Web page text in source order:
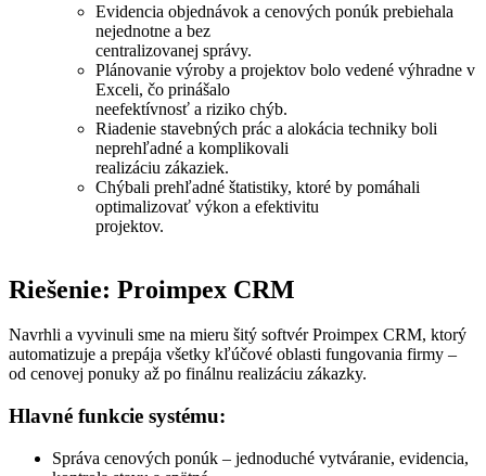
Evidencia objednávok a cenových ponúk prebiehala
nejednotne a bez
centralizovanej správy.
Plánovanie výroby a projektov bolo vedené výhradne v
Exceli, čo prinášalo
neefektívnosť a riziko chýb.
Riadenie stavebných prác a alokácia techniky boli
neprehľadné a komplikovali
realizáciu zákaziek.
Chýbali prehľadné štatistiky, ktoré by pomáhali
optimalizovať výkon a efektivitu
projektov.
Riešenie: Proimpex CRM
Navrhli a vyvinuli sme na mieru šitý softvér Proimpex CRM, ktorý
automatizuje a prepája všetky kľúčové oblasti fungovania firmy –
od cenovej ponuky až po finálnu realizáciu zákazky.
Hlavné funkcie systému:
Správa cenových ponúk – jednoduché vytváranie, evidencia,